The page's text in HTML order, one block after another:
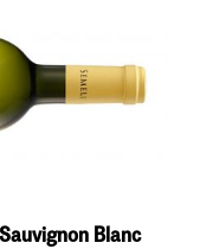
Blanc